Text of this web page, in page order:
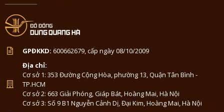
GPĐKKD: 600662679, cấp ngày 08/10/2009
Địa chỉ:
Cơ sở 1: 353 Đường Cộng Hòa, phường 13, Quận Tân Bình -
TP.HCM
Cơ sở 2: 663 Giải Phóng, Giáp Bát, Hoàng Mai, Hà Nội
Cơ sở 3: Số 9 B1 Nguyễn Cảnh Dị, Đại Kim, Hoàng Mai, Hà Nội